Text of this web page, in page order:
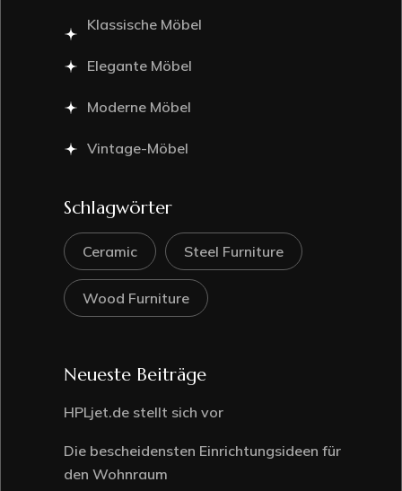
Klassische Möbel
Elegante Möbel
Moderne Möbel
Vintage-Möbel
Schlagwörter
Ceramic Steel Furniture
Wood Furniture
Neueste Beiträge
HPLjet.de stellt sich vor
Die bescheidensten Einrichtungsideen für
den Wohnraum